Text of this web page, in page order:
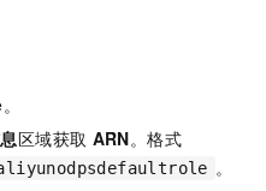
区域获取 ARN。格式
。